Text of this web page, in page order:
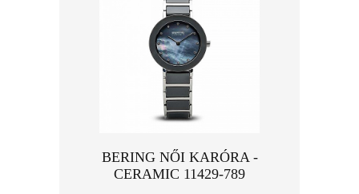
BERING NŐI KARÓRA -
CERAMIC 11429-789